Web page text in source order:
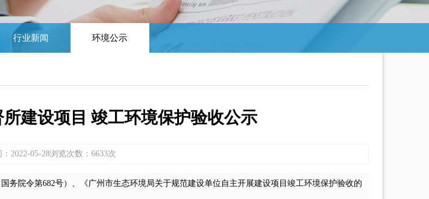
行业新闻 环境公示
建设项目 竣工环境保护验收公示
2022-05-28浏览次数：6633次
院令第682号）、《广州市生态环境局关于规范建设单位自主开展建设项目竣工环境保护验收的